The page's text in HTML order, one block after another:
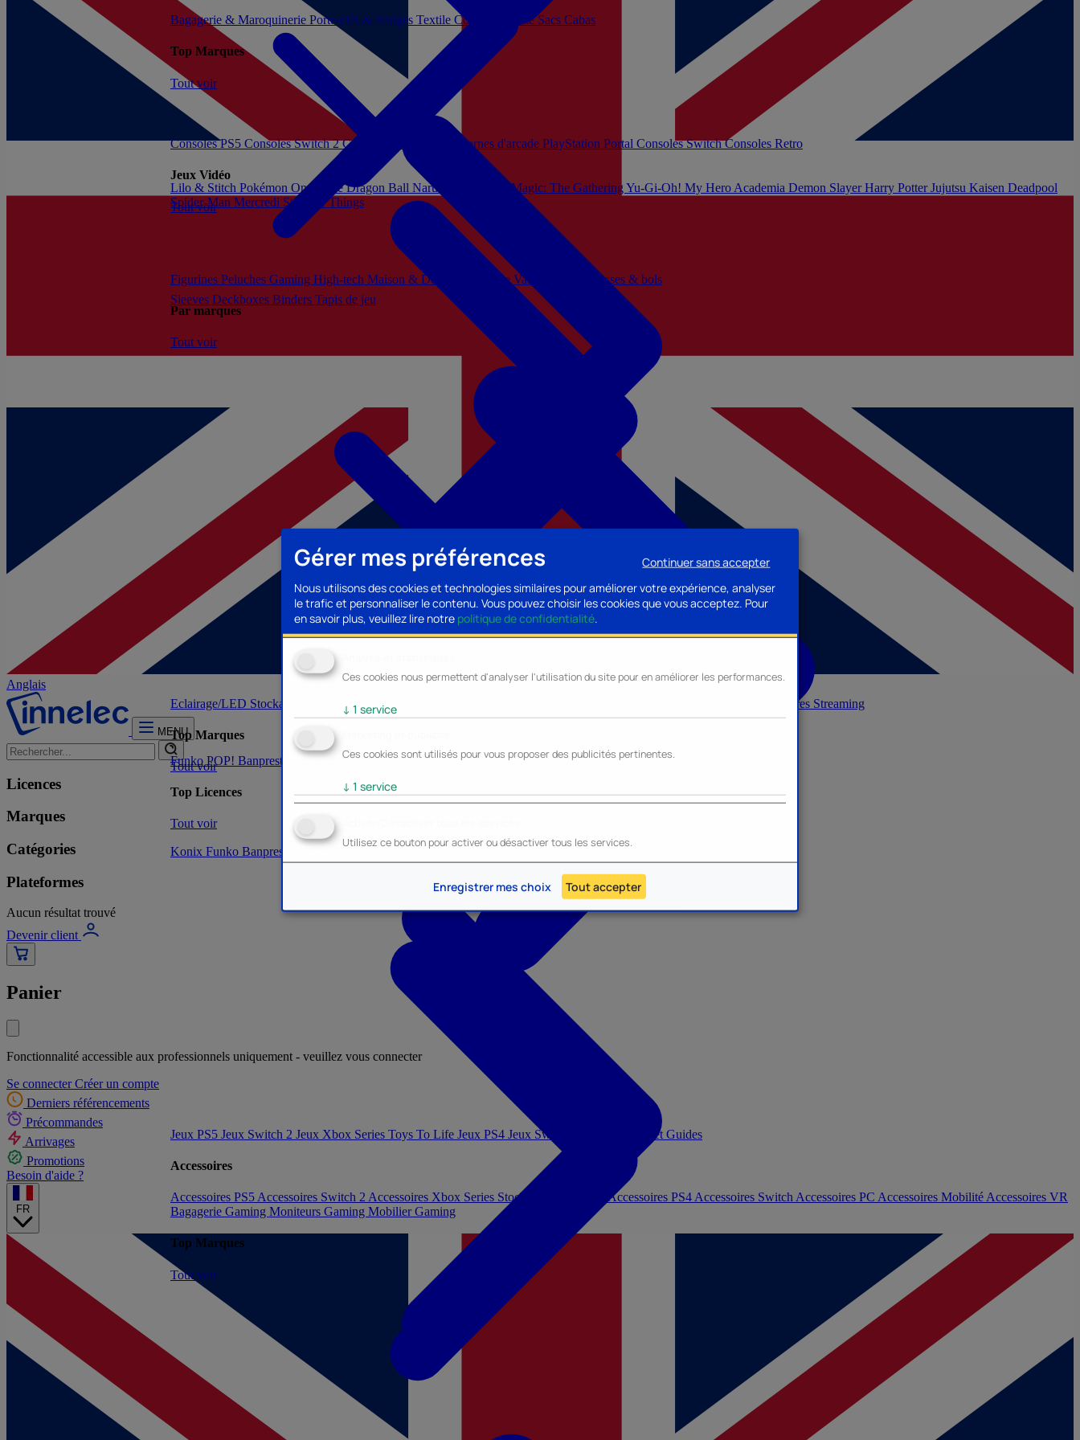
Gérer mes préférences
Nous utilisons des cookies et technologies similaires pour améliorer votre expérience, analyser
le trafic et personnaliser le contenu. Vous pouvez choisir les cookies que vous acceptez. Pour
en savoir plus, veuillez lire notre politique de confidentialité.
Ces cookies nous permettent d'analyser l'utilisation du site pour en améliorer les performances.
↓ 1 service
Ces cookies sont utilisés pour vous proposer des publicités pertinentes.
↓ 1 service
Utilisez ce bouton pour activer ou désactiver tous les services.
Continuer sans accepter
Enregistrer mes choix Tout accepter
Anglais
MENU
Licences
Marques
Catégories
Plateformes
Aucun résultat trouvé
Devenir client
Panier
Fonctionnalité accessible aux professionnels uniquement - veuillez vous connecter
Se connecter Créer un compte
Derniers référencements
Précommandes
Arrivages
Promotions
Besoin d'aide ?
FR
Figurines Peluches Gaming High-tech Maison & Décoration ModeVaisselle Mugs, tasses & bols
Par marques
Tout voir
Konix Funko Banpresto NOUVEAU - Heroes Inc.
Consoles PS5 Consoles Switch 2Consoles Xbox Series Bornes d'arcade PlayStation Portal Consoles SwitchConsoles Retro
Jeux Vidéo
Tout voir
Jeux PS5 Jeux Switch 2 Jeux Xbox Series Toys To Life Jeux PS4 Jeux Switch Livres et Guides
Accessoires
Accessoires PS5 Accessoires Switch 2 Accessoires Xbox Series Stockage et Mémoire Accessoires PS4 Accessoires Switch Accessoires PC Accessoires Mobilité Accessoires VR
Bagagerie Gaming Moniteurs Gaming Mobilier Gaming
Top Marques
Tout voir
Bagagerie & Maroquinerie Porte-clés & Badges Textile Cosplay BeautéSacs Cabas
Top Marques
Tout voir
Funko POP! Banpresto Plastoy StorLyoEnescoCerdaMighty Jaxx
Top Licences
Tout voir
Sleeves Deckboxes Binders Tapis de jeu
Eclairage/LED Stockage/Mémoire Accessoires PC Accessoires Streaming
Top Marques
Tout voir
Lilo & Stitch Pokémon One PieceDragon Ball Naruto Hello KittyMagic: The Gathering Yu-Gi-Oh! My Hero Academia Demon SlayerHarry PotterJujutsu Kaisen Deadpool
Spider-Man Mercredi Stranger Things